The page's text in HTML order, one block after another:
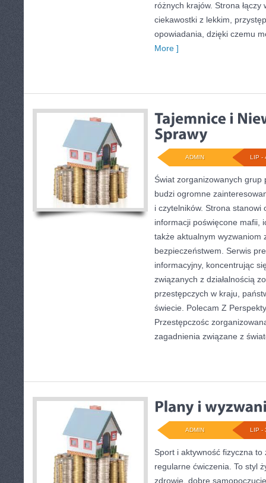
różnych krajów. Strona
ciekawostki z lekkim,
opowiadania, dzięki czemu
More ]
LIP -
ADMIN
Świat zorganizowanych grup
budzi ogromne
i czytelników. Strona stanowi
informacji poświęcone mafii,
także aktualnym wyzwaniom
bezpieczeństwem. Serwis
informacyjny, koncentrując
związanych z działalnością
przestępczych w kraju,
świecie. Polecam Z
Przestępczośc
zagadnienia związane z
LIP -
ADMIN
Sport i aktywność fizyczna
regularne ćwiczenia. To styl
zdrowie, dobre